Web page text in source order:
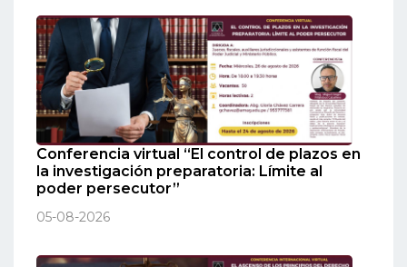
Conferencia virtual “El control de plazos en
la investigación preparatoria: Límite al
poder persecutor”
05-08-2026